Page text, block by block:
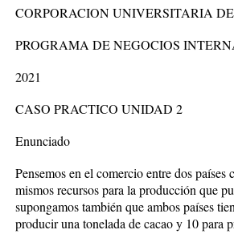
CORPORACION UNIVERSITARIA
PROGRAMA DE NEGOCIOS
2021
CASO PRACTICO UNIDAD 2
Enunciado
Pensemos en el comercio entre dos
mismos recursos para la producción que
supongamos también que ambos países
producir una tonelada de cacao y 10 para